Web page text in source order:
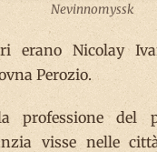
Nevinnomyssk
erano Nicolay
Perozio.
professione del
visse nelle